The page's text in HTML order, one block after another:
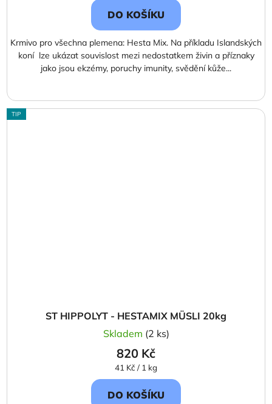
DO KOŠÍKU
Krmivo pro všechna plemena: Hesta Mix. Na příkladu Islandských
koní lze ukázat souvislost mezi nedostatkem živin a příznaky
jako jsou ekzémy, poruchy imunity, svědění kůže...
TIP
ST HIPPOLYT - HESTAMIX MÜSLI 20kg
Skladem (2 ks)
820 Kč
Měrná
cena:
41 Kč / 1 kg
DO KOŠÍKU